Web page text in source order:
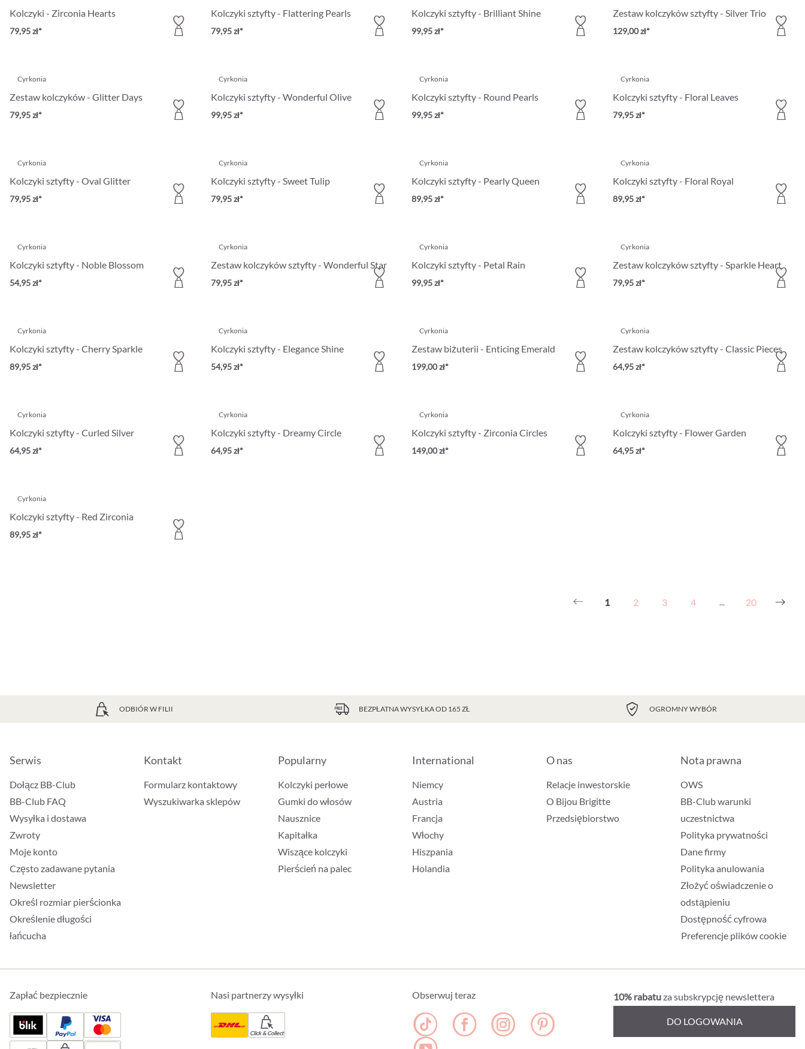
Kolczyki - Zirconia Hearts
79,95 zł*
Kolczyki sztyfty - Flattering Pearls
79,95 zł*
Kolczyki sztyfty - Brilliant Shine
99,95 zł*
Zestaw kolczyków sztyfty - Silver Trio
129,00 zł*
Cyrkonia
Zestaw kolczyków - Glitter Days
79,95 zł*
Cyrkonia
Kolczyki sztyfty - Wonderful Olive
99,95 zł*
Cyrkonia
Kolczyki sztyfty - Round Pearls
99,95 zł*
Cyrkonia
Kolczyki sztyfty - Floral Leaves
79,95 zł*
Cyrkonia
Kolczyki sztyfty - Oval Glitter
79,95 zł*
Cyrkonia
Kolczyki sztyfty - Sweet Tulip
79,95 zł*
Cyrkonia
Kolczyki sztyfty - Pearly Queen
89,95 zł*
Cyrkonia
Kolczyki sztyfty - Floral Royal
89,95 zł*
Cyrkonia
Kolczyki sztyfty - Noble Blossom
54,95 zł*
Cyrkonia
Zestaw kolczyków sztyfty - Wonderful Star
79,95 zł*
Cyrkonia
Kolczyki sztyfty - Petal Rain
99,95 zł*
Cyrkonia
Zestaw kolczyków sztyfty - Sparkle Heart
79,95 zł*
Cyrkonia
Kolczyki sztyfty - Cherry Sparkle
89,95 zł*
Cyrkonia
Kolczyki sztyfty - Elegance Shine
54,95 zł*
Cyrkonia
Zestaw biżuterii - Enticing Emerald
199,00 zł*
Cyrkonia
Zestaw kolczyków sztyfty - Classic Pieces
64,95 zł*
Cyrkonia
Kolczyki sztyfty - Curled Silver
64,95 zł*
Cyrkonia
Kolczyki sztyfty - Dreamy Circle
64,95 zł*
Cyrkonia
Kolczyki sztyfty - Zirconia Circles
149,00 zł*
Cyrkonia
Kolczyki sztyfty - Flower Garden
64,95 zł*
Cyrkonia
Kolczyki sztyfty - Red Zirconia
89,95 zł*
1 2 3 4 ... 20
ODBIÓR W FILII BEZPŁATNA WYSYŁKA OD 165 ZŁ OGROMNY WYBÓR
Serwis
Dołącz BB-Club
BB-Club FAQ
Wysyłka i dostawa
Zwroty
Moje konto
Często zadawane pytania
Newsletter
Określ rozmiar pierścionka
Określenie długości
łańcucha
Kontakt
Formularz kontaktowy
Wyszukiwarka sklepów
Popularny
Kolczyki perłowe
Gumki do włosów
Nausznice
Kapitałka
Wiszące kolczyki
Pierścień na palec
International
Niemcy
Austria
Francja
Włochy
Hiszpania
Holandia
O nas
Relacje inwestorskie
O Bijou Brigitte
Przedsiębiorstwo
Nota prawna
OWS
BB-Club warunki
uczestnictwa
Polityka prywatności
Dane firmy
Polityka anulowania
Złożyć oświadczenie o
odstąpieniu
Dostępność cyfrowa
Preferencje plików cookie
Zapłać bezpiecznie Nasi partnerzy wysyłki
Click & Collect
Obserwuj teraz 10% rabatuza subskrypcję newslettera
DO LOGOWANIA